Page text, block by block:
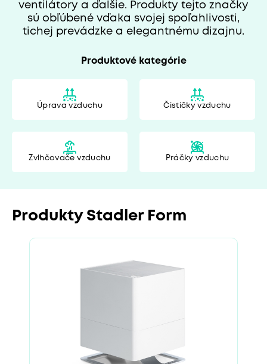
ventilátory a ďalšie. Produkty tejto značky
sú obľúbené vďaka svojej spoľahlivosti,
tichej prevádzke a elegantnému dizajnu.
Produktové kategórie
Úprava vzduchu Čističky vzduchu
Zvlhčovače vzduchu Práčky vzduchu
Produkty Stadler Form